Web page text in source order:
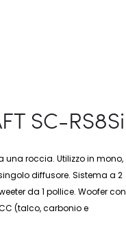
SC-RS8Si
una roccia. Utilizzo in mono,
diffusore. Sistema a 2
da 1 pollice. Woofer con
(talco, carbonio e